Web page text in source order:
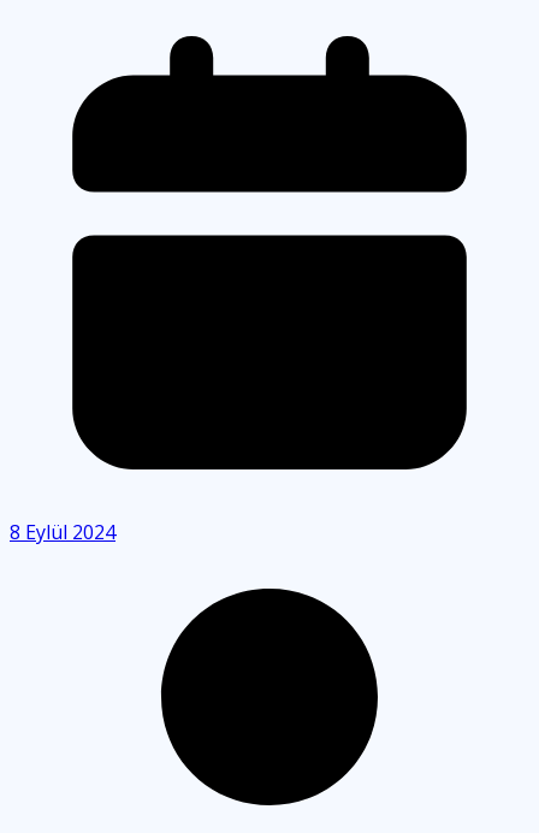
8 Eylül 2024